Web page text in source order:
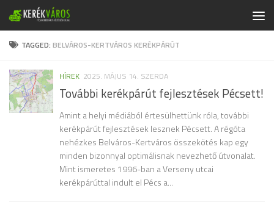
Skip to content
TAGGED: BELVÁROS-KERTVÁROS KERÉKPÁRÚT
HÍREK 2025. MÁJUS 14. SZERDA
További kerékpárút fejlesztések Pécsett!
Amint a helyi médiából értesülhettünk róla, további
kerékpárút fejlesztések lesznek Pécsett. A régóta
nehézkes Belváros-Kertváros összekötés kap egy
minden bizonnyal optimálisnak nevezhető útvonalat.
Mint ismeretes 1996-ban a Verseny utcai
kerékpárúttal indult el Pécs a...